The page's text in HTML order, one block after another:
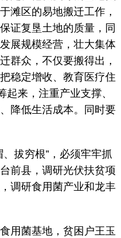
滩区的易地搬迁工作，
证复垦土地的质量，同
展规模经营，壮大集体
群众，不仅要搬得出，
稳定增收、教育医疗住
起来，注重产业支撑、
降低生活成本。同时要
拔穷根”，必须牢牢抓
前县，调研光伏扶贫项
调研食用菌产业和龙丰
菌基地，贫困户王玉